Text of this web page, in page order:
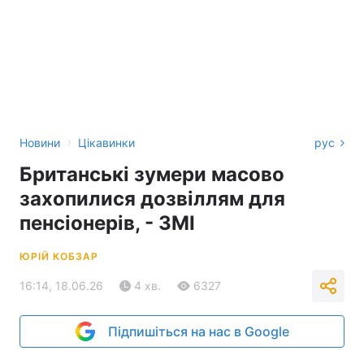
Новини › Цікавинки рус
Британські зумери масово
захопилися дозвіллям для
пенсіонерів, - ЗМІ
ЮРІЙ КОБЗАР
16:14, 18.06.26 4 хв. 6327
Підпишіться на нас в Google